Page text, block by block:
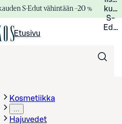
S-Edut vähintään –20 %
S-
Etusivu
Kosmetiikka
…
Hajuvedet